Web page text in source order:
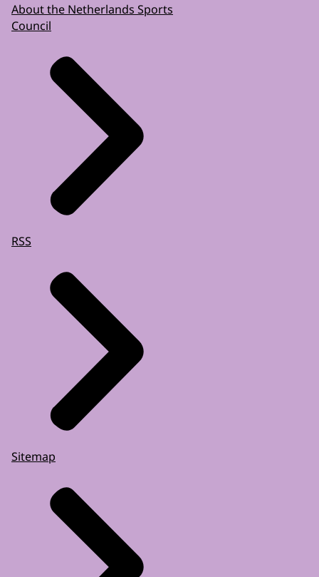
About the Netherlands Sports
Council
RSS
Sitemap